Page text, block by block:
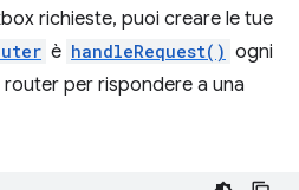
richieste, puoi creare le tue
è handleRequest() ogni
per rispondere a una